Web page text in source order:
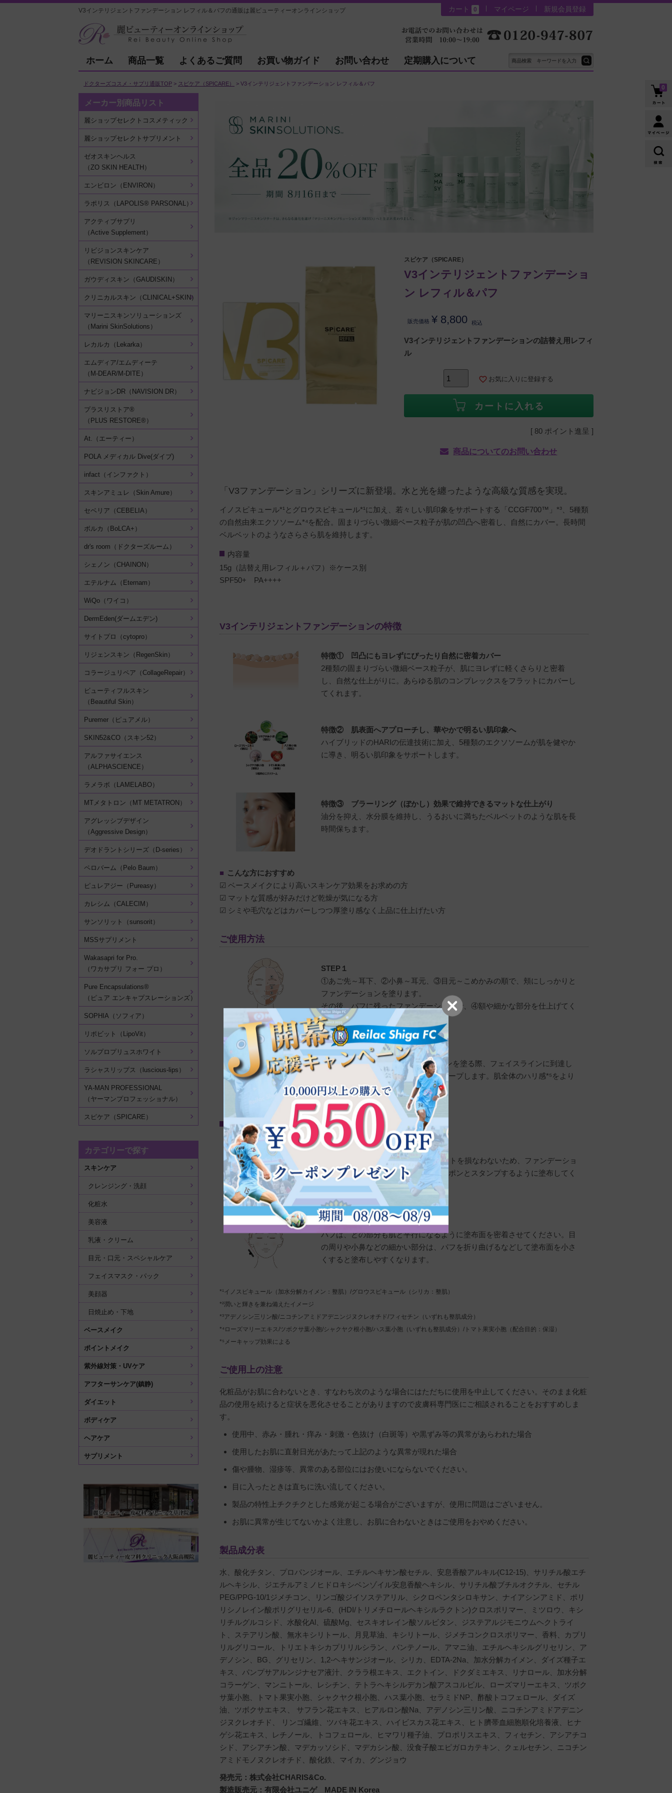
V3インテリジェントファンデーション レフィル＆パフの通販は麗ビューティーオンラインショップ カート 0 マイページ 新規会員登録
ホーム 商品一覧 よくあるご質問 お買い物ガイド お問い合わせ 定期購入について
ドクターズコスメ・サプリ通販TOP スピケア（SPICARE） V3インテリジェントファンデーション レフィル＆パフ
スピケア（SPICARE）
V3インテリジェントファンデーショ
ン レフィル＆パフ
販売価格 ¥ 8,800 税込
V3インテリジェントファンデーションの詰替え用レフィ
ル
お気に入りに登録する
カートに入れる
[ 80 ポイント進呈 ]
商品についてのお問い合わせ
「V3ファンデーション」シリーズに新登場。水と光を纏ったような高級な質感を実現。
イノスピキュール*¹とグロウスピキュール*¹に加え、若々しい肌印象をサポートする「CCGF700™」*³、5種類
の自然由来エクソソーム*⁴を配合。固まりづらい微細ベース粒子が肌の凹凸へ密着し、自然にカバー。長時間
ベルベットのようなさらさら肌を維持します。
内容量
15g（詰替え用レフィル＋パフ）※ケース別
SPF50+ PA++++
V3インテリジェントファンデーションの特徴
特徴① 凹凸にもヨレずにぴったり自然に密着カバー
2種類の固まりづらい微細ベース粒子が、肌にヨレずに軽くさらりと密着
し、自然な仕上がりに。あらゆる肌のコンプレックスをフラットにカバーし
てくれます。
特徴② 肌表面へアプローチし、華やかで明るい肌印象へ
ハイブリッドのHARIの伝達技術に加え、5種類のエクソソームが肌を健やか
に導き、明るい肌印象をサポートします。
特徴③ ブラーリング（ぼかし）効果で維持できるマットな仕上がり
油分を抑え、水分膜を維持し、うるおいに満ちたベルベットのような肌を長
時間保ちます。
■ こんな方におすすめ
☑ ベースメイクにより高いスキンケア効果をお求めの方
☑ マットな質感が好みだけど乾燥が気になる方
☑ シミや毛穴などはカバーしつつ厚塗り感なく上品に仕上げたい方
ご使用方法
STEP１
①あご先～耳下、②小鼻～耳元、③目元～こめかみの順で、頬にしっかりと
ファンデーションを塗ります。
その後、パフに残ったファンデーションで、④額や細かな部分を仕上げてく
ださい。
STEP２
上記、頬の3ラインにファンデーションを塗る際、フェイスラインに到達し
たパフでキュッと引き上げ、数秒間キープします。肌全体のハリ感*⁵をより
高めるのに効果的です。
ご使用のポイント
POINT①
最大の特徴となる「HARI*¹」のメリットを損なわないため、ファンデーショ
ンを塗る際はパフを引きずらず、ポンポンとスタンプするように塗布してく
ださい。
POINT②
パフは、どの部分も肌と平行になるように塗布面を密着させてください。目
の周りや小鼻などの細かい部分は、パフを折り曲げるなどして塗布面を小さ
くすると塗布しやすくなります。
*¹イノスピキュール（加水分解カイメン：整肌）/グロウスピキュール（シリカ：整肌）
*²潤いと輝きを兼ね備えたイメージ
*³アデノシン三リン酸/ニコチンアミドアデニンジヌクレオチド/フィセチン（いずれも整肌成分）
*⁴ローズマリーエキス/ツボクサ葉小胞/シャクヤク根小胞/ハス葉小胞（いずれも整肌成分）/トマト果実小胞（配合目的：保湿）
*⁵メーキャップ効果による
ご使用上の注意
化粧品がお肌に合わないとき、すなわち次のような場合にはただちに使用を中止してください。そのまま化粧
品の使用を続けると症状を悪化させることがありますので皮膚科専門医にご相談されることをおすすめしま
す。
使用中、赤み・腫れ・痒み・刺激・色抜け（白斑等）や黒ずみ等の異常があらわれた場合
使用したお肌に直射日光があたって上記のような異常が現れた場合
傷や腫物、湿疹等、異常のある部位にはお使いにならないでください。
目に入ったときは直ちに洗い流してください。
製品の特性上チクチクとした感覚が起こる場合がございますが、使用に問題はございません。
お肌に異常が生じてないかよく注意し、お肌に合わないときはご使用をおやめください。
製品成分表
水、酸化チタン、プロパンジオール、エチルヘキサン酸セチル、安息香酸アルキル(C12-15)、サリチル酸エチ
ルヘキシル、ジエチルアミノヒドロキシベンゾイル安息香酸ヘキシル、サリチル酸ブチルオクチル、セチル
PEG/PPG-10/1ジメチコン、リンゴ酸ジイソステアリル、シクロペンタシロキサン、ナイアシンアミド、ポリ
リシノレイン酸ポリグリセリル-6、(HDI/トリメチロールヘキシルラクトン)クロスポリマー、ミツロウ、キシ
リチルグルコシド、水酸化Al、硫酸Mg、セスキオレイン酸ソルビタン、ジステアルジモニウムヘクトライ
ト、ステアリン酸、無水キシリトール、月見草油、キシリトール、ジメチコンクロスポリマー、香料、カプリ
リルグリコール、トリエトキシカプリリルシラン、パンテノール、アマニ油、エチルヘキシルグリセリン、ア
デノシン、BG、グリセリン、1,2-ヘキサンジオール、シリカ、EDTA-2Na、加水分解カイメン、ダイズ種子エ
キス、パンプサアルンジナセア液汁、クララ根エキス、エクトイン、ドクダミエキス、リナロール、加水分解
コラーゲン、マンニトール、レシチン、テトラヘキシルデカン酸アスコルビル、ローズマリーエキス、ツボク
サ葉小胞、トマト果実小胞、シャクヤク根小胞、ハス葉小胞、セラミドNP、酢酸トコフェロール、ダイズ
油、ツボクサエキス、 サフラン花エキス、ヒアルロン酸Na、アデノシン三リン酸、ニコチンアミドアデニン
ジヌクレオチド、 リンゴ繊維、ツバキ花エキス、ハイビスカス花エキス、ヒト臍帯血細胞順化培養液、ヒナ
ゲシ花エキス、レチノール、トコフェロール、ヒマワリ種子油、プロポリスエキス、フィセチン、アシアチコ
シド、アシアチン酸、マデカッソシド、マデカシン酸、没食子酸エピガロカテキン、クェルセチン、ニコチン
アミドモノヌクレオチド、酸化鉄、マイカ、グンジョウ
発売元：株式会社CHARIS&Co.
製造販売元：有限会社ユニゲ MADE IN Korea
0
メーカー別商品リスト
麗ショップセレクトコスメティック
麗ショップセレクトサプリメント
ゼオスキンヘルス
（ZO SKIN HEALTH）
エンビロン（ENVIRON）
ラポリス（LAPOLIS® PARSONAL）
アクティブサプリ
（Active Supplement）
リビジョンスキンケア
（REVISION SKINCARE）
ガウディスキン（GAUDISKIN）
クリニカルスキン（CLINICAL+SKIN）
マリーニスキンソリューションズ
（Marini SkinSolutions）
レカルカ（Lekarka）
エムディア/エムディーテ
（M-DEAR/M-DITE）
ナビジョンDR（NAVISION DR）
プラスリストア®
（PLUS RESTORE®）
At.（エーティー）
POLA メディカル Dive(ダイブ)
infact（インファクト）
スキンアミュレ（Skin Amure）
セベリア（CEBELIA）
ボルカ（BoLCA+）
dr's room（ドクターズルーム）
シェノン（CHAINON）
エテルナム（Eternam）
WiQo（ワイコ）
DermEden(ダームエデン)
サイトプロ（cytopro）
リジェンスキン（RegenSkin）
コラージュリペア（CollageRepair）
ビューティフルスキン
（Beautiful Skin）
Puremer（ピュアメル）
SKIN52&CO（スキン52）
アルファサイエンス
（ALPHASCIENCE）
ラメラボ（LAMELABO）
MTメタトロン（MT METATRON）
アグレッシブデザイン
（Aggressive Design）
デオドラントシリーズ（D-series）
ペロバーム（Pelo Baum）
ピュレアジー（Pureasy）
カレシム（CALECIM）
サンソリット（sunsorit）
MSSサプリメント
Wakasapri for Pro.
（ワカサプリ フォー プロ）
Pure Encapsulations®
（ピュア エンキャプスレーションズ）
SOPHIA（ソフィア）
リポビット（LipoVit）
ソルプロプリュスホワイト
ラシャスリップス（luscious-lips）
YA-MAN PROFESSIONAL
（ヤーマンプロフェッショナル）
スピケア（SPICARE）
カテゴリーで探す
スキンケア
クレンジング・洗顔
化粧水
美容液
乳液・クリーム
目元・口元・スペシャルケア
フェイスマスク・パック
美顔器
日焼止め・下地
ベースメイク
ポイントメイク
紫外線対策・UVケア
アフターサンケア(鎮静)
ダイエット
ボディケア
ヘアケア
サプリメント